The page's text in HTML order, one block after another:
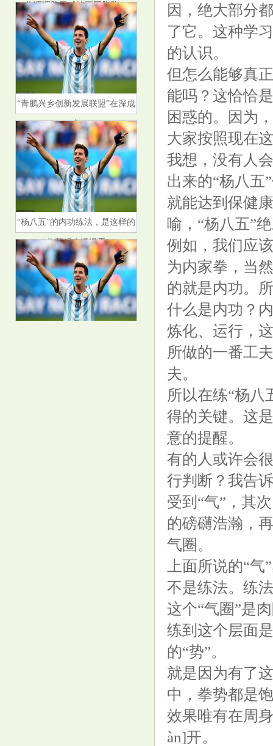
“青鹏兴乡创新发展联盟”在深成
立
“杨八五”的内功练法，是这样的
（收藏起来慢慢看）
因，绝大部分
了它。这种学
的认识。
但怎么能够真
能吗？这恰恰
困惑的。因为
大家按照现在
我想，没有人
出来的“杨八五
就能达到保健
喻，“杨八五”
例如，我们应
为内家拳，当
的就是内功。
什么是内功？
炼化、运行，
所做的一番工
夫。
所以在练“杨八
得的关键。这
意的提醒。
有的人或许会
行判断？我告
受到“气”，其
的磅礴浩瀚，
气圈。
上面所说的“
不是练法。练
这个“气圈”是
练到这个层面
的“势”。
就是因为有了
中，拳势都是
效果唯有在周
àn]开。